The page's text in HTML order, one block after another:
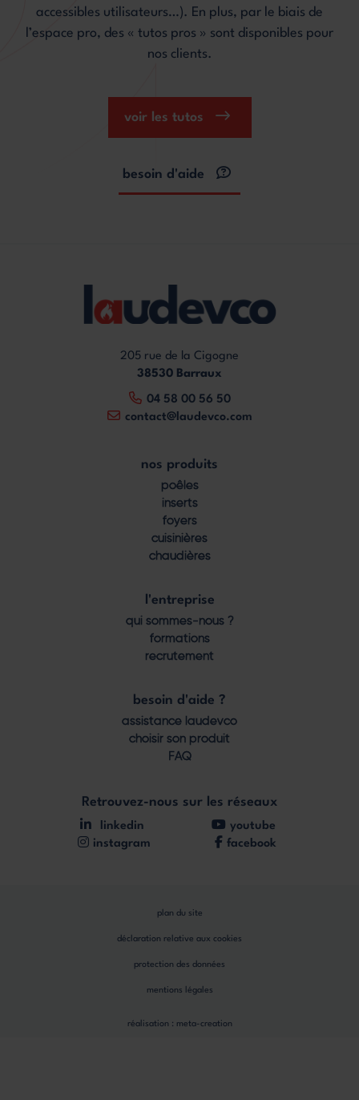
accessibles utilisateurs…). En plus, par le biais de
l’espace pro, des « tutos pros » sont disponibles pour
nos clients.
voir les tutos
besoin d'aide
205 rue de la Cigogne
38530 Barraux
04 58 00 56 50
contact@laudevco.com
nos produits
poêles
inserts
foyers
cuisinières
chaudières
l'entreprise
qui sommes-nous ?
formations
recrutement
besoin d'aide ?
assistance laudevco
choisir son produit
FAQ
Retrouvez-nous sur les réseaux
linkedin
youtube
instagram
facebook
réalisation : meta-creation
mentions légales
protection des données
déclaration relative aux cookies
plan du site